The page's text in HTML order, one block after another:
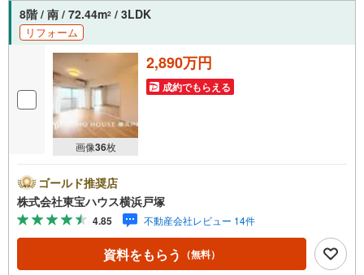
8階 / 南 / 72.44m2 / 3LDK
リフォーム
画像36枚
2,890万円
成約でもらえる
ゴールド推奨店
株式会社東宝ハウス横浜戸塚
4.85 不動産会社レビュー 14件
資料をもらう （無料）